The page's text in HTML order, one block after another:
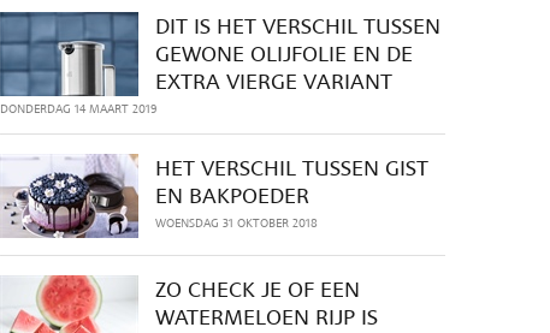
DIT IS HET VERSCHIL TUSSEN
GEWONE OLIJFOLIE EN DE
EXTRA VIERGE VARIANT
DONDERDAG 14 MAART 2019
HET VERSCHIL TUSSEN GIST
EN BAKPOEDER
WOENSDAG 31 OKTOBER 2018
ZO CHECK JE OF EEN
WATERMELOEN RIJP IS